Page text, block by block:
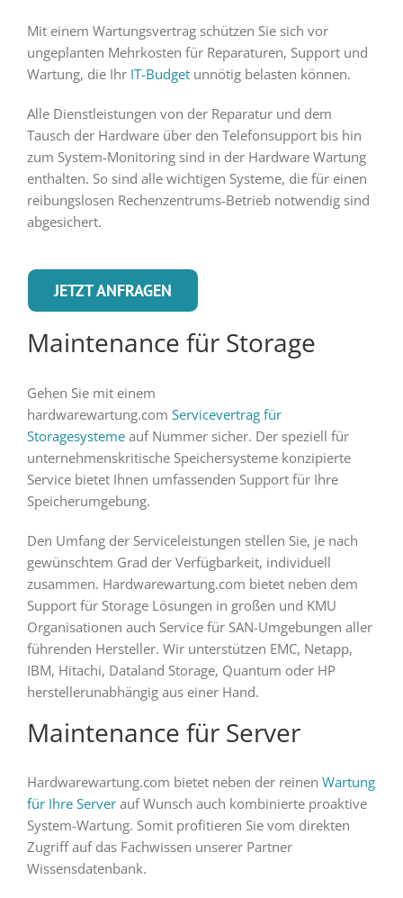
Mit einem Wartungsvertrag schützen Sie sich vor
ungeplanten Mehrkosten für Reparaturen, Support und
Wartung, die Ihr IT-Budgetunnötig belasten können.
Alle Dienstleistungen von der Reparatur und dem
Tausch der Hardware über den Telefonsupport bis hin
zum System-Monitoring sind in der Hardware Wartung
enthalten. So sind alle wichtigen Systeme, die für einen
reibungslosen Rechenzentrums-Betrieb notwendig sind
abgesichert.
JETZT ANFRAGEN
Maintenance für Storage
Gehen Sie mit einem
hardwarewartung.com Servicevertrag für
Storagesystemeauf Nummer sicher. Der speziell für
unternehmenskritische Speichersysteme konzipierte
Service bietet Ihnen umfassenden Support für Ihre
Speicherumgebung.
Den Umfang der Serviceleistungen stellen Sie, je nach
gewünschtem Grad der Verfügbarkeit, individuell
zusammen. Hardwarewartung.com bietet neben dem
Support für Storage Lösungen in großen und KMU
Organisationen auch Service für SAN-Umgebungen aller
führenden Hersteller. Wir unterstützen EMC, Netapp,
IBM, Hitachi, Dataland Storage, Quantum oder HP
herstellerunabhängig aus einer Hand.
Maintenance für Server
Hardwarewartung.com bietet neben der reinen Wartung
für Ihre Serverauf Wunsch auch kombinierte proaktive
System-Wartung. Somit profitieren Sie vom direkten
Zugriff auf das Fachwissen unserer Partner
Wissensdatenbank.